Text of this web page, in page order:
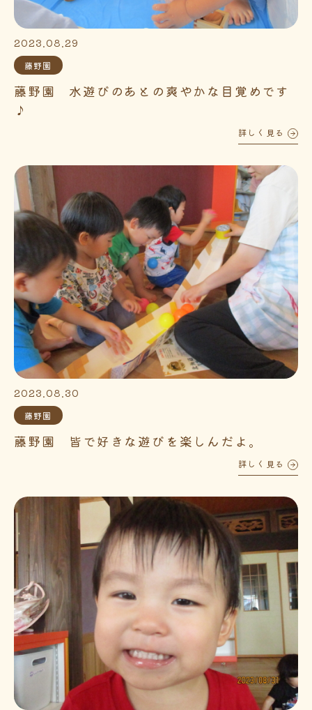
2023.08.29
藤野園
藤野園 水遊びのあとの爽やかな目覚めです
♪
詳しく見る
2023.08.30
藤野園
藤野園 皆で好きな遊びを楽しんだよ。
詳しく見る